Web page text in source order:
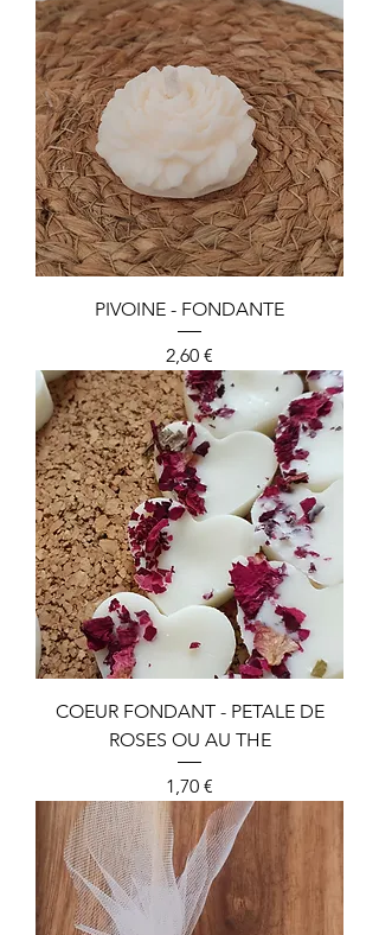
PIVOINE - FONDANTE
Preis
2,60 €
COEUR FONDANT - PETALE DE
ROSES OU AU THE
Preis
1,70 €